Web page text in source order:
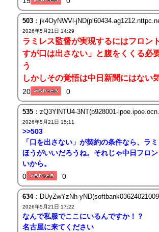
503：jk4OyNWVl-
2026年5月21日 14:29
ラミレス監督が実現するにはフロン
すが口は出さない」と腹をくくる必
う
しかしその覚悟は中日新聞にはない
20 0
535：zQ3YlNTU4-3NT(p928001-
2026年5月21日 15:11
>>503
「口を出さない」が契約の条件なら、ラ
ほうがいいだろうね。それじゃ中日フロ
いから。
0
0
634：DUyZwYzNh-
2026年5月21日 17:22
なんで私服でここにいるんですか！？
名古屋に来てください